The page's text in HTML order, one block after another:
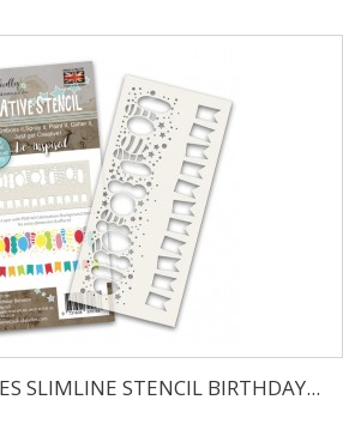
SLIMLINE STENCIL BIRTHDAY...